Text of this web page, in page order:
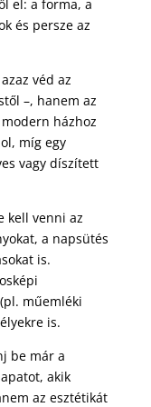
el: a forma, a
és persze az
véd az
–, hanem az
házhoz
míg egy
vagy díszített
kell venni az
a napsütés
is.
műemléki
is.
be már a
akik
az esztétikát